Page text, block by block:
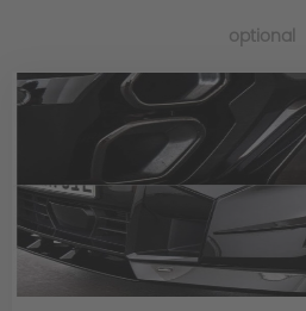
Material: Polyurethan
Sprachgebrauch auch
optional